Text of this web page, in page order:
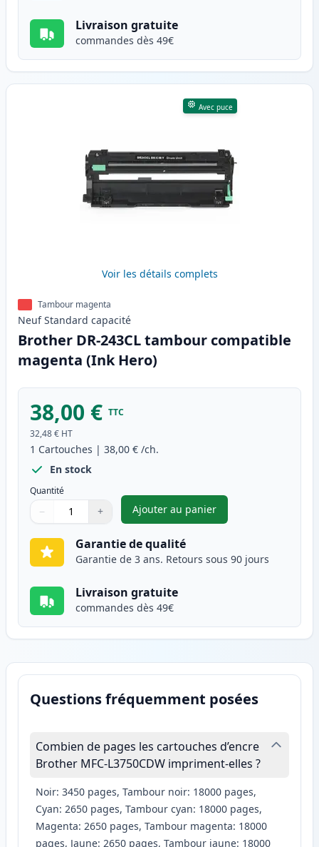
Livraison gratuite
commandes dès 49€
Avec puce
Voir les détails complets
Tambour magenta
Neuf Standard capacité
Brother DR-243CL tambour compatible
magenta (Ink Hero)
38,00 € TTC
32,48 € HT
1 Cartouches | 38,00 € /ch.
En stock
Quantité
Quantité
Utilisez les boutons pour ajuster
− +
Quantité
Ajouter au panier
,Brother DR-243CL tambour
Garantie de qualité
Garantie de 3 ans. Retours sous 90 jours
Livraison gratuite
commandes dès 49€
Questions fréquemment posées
Combien de pages les cartouches d’encre
Brother MFC-L3750CDW impriment-elles ?
Noir: 3450 pages, Tambour noir: 18000 pages,
Cyan: 2650 pages, Tambour cyan: 18000 pages,
Magenta: 2650 pages, Tambour magenta: 18000
pages, Jaune: 2650 pages, Tambour jaune: 18000